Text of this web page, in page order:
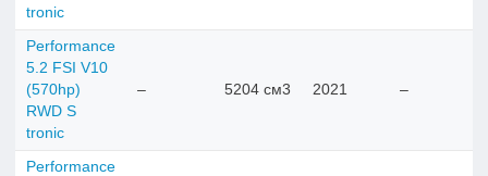
tronic
Performance
5.2 FSI V10
(570hp)
RWD S
tronic
– 5204 см3 2021 –
Performance